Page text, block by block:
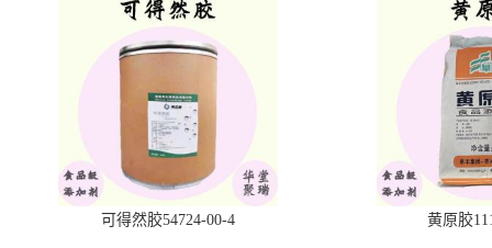
可得然胶54724-00-4 黄原胶